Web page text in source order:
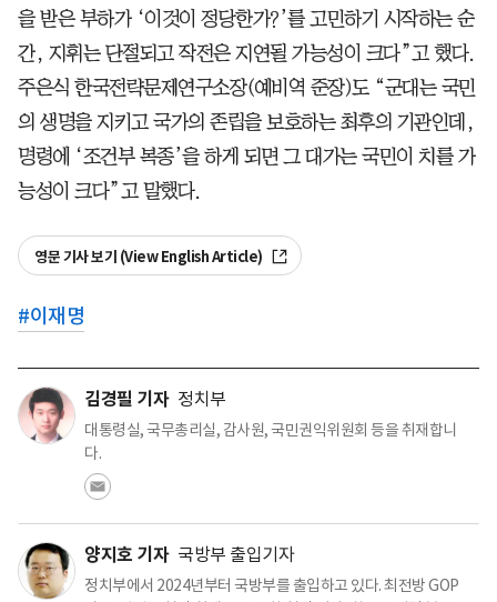
을 받은 부하가 ‘이것이 정당한가?’를 고민하기 시작하는 순
간, 지휘는 단절되고 작전은 지연될 가능성이 크다”고 했다.
주은식 한국전략문제연구소장(예비역 준장)도 “군대는 국민
의 생명을 지키고 국가의 존립을 보호하는 최후의 기관인데,
명령에 ‘조건부 복종’을 하게 되면 그 대가는 국민이 치를 가
능성이 크다”고 말했다.
영문 기사 보기 (View English Article)
#이재명
김경필 기자 정치부
대통령실, 국무총리실, 감사원, 국민권익위원회 등을 취재합니
다.
양지호 기자 국방부 출입기자
정치부에서 2024년부터 국방부를 출입하고 있다. 최전방 GOP